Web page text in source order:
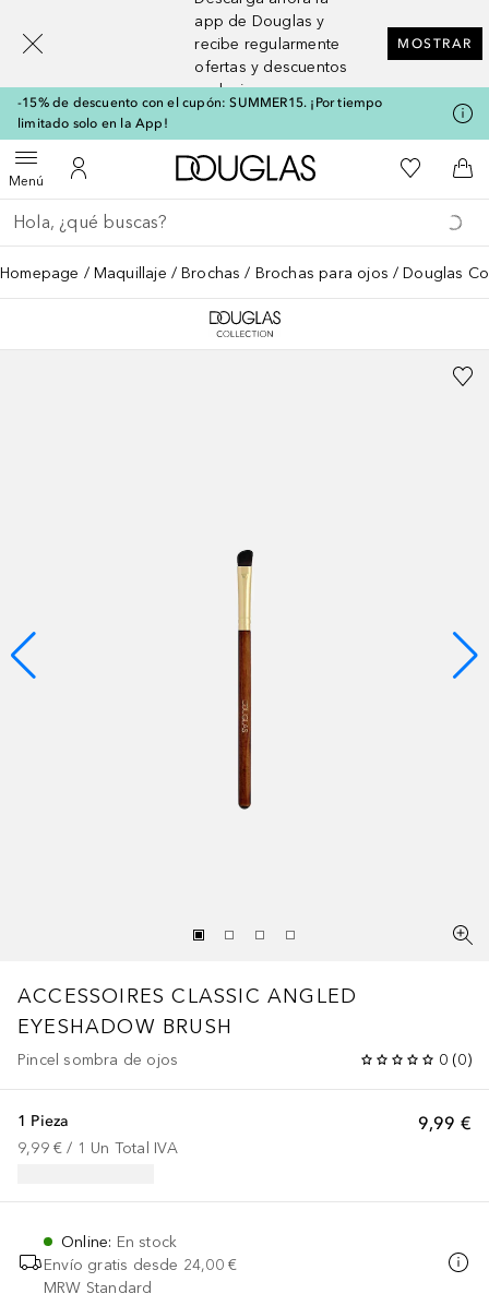
app de Douglas y
recibe regularmente
ofertas y descuentos
exclusivos
MOSTRAR
-15% de descuento con el cupón: SUMMER15. ¡Por tiempo
limitado solo en la App!
MenúAbrir menúMi cuenta
A Douglas HomeMi lista de
A
Regresar
Ejecutar búsqueda
Homepage Maquillaje Brochas Brochas para ojos Douglas
ACCESSOIRES CLASSIC ANGLED
EYESHADOW BRUSH
Pincel sombra de ojos 0 (0)
9,99 €
1 Pieza
9,99 € / 1 Un Total IVA
Online: En stock
Envío gratis desde 24,00 €
MRW Standard
[navigation.slideout.screenreader]